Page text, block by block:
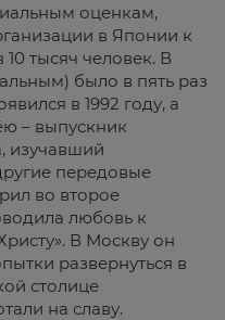
оценкам,
в Японии к
тысяч человек. В
было в пять раз
в 1992 году, а
– выпускник
изучавший
передовые
во второе
любовь к
В Москву он
развернуться в
столице
на славу.